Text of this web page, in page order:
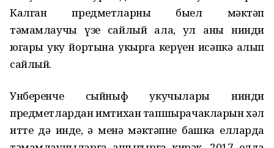
Калган предметларны быел мәктәп
тәмамлаучы үзе сайлый ала, ул аны нинди
югары уку йортына укырга керүен исәпкә алып
сайлый.
Унберенче сыйныф укучылары нинди
предметлардан имтихан тапшырачакларын хәл
итте дә инде, ә менә мәктәпне башка елларда